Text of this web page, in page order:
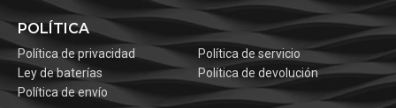
POLÍTICA
Política de privacidad
Política de servicio
Ley de baterías
Política de devolución
Política de envío